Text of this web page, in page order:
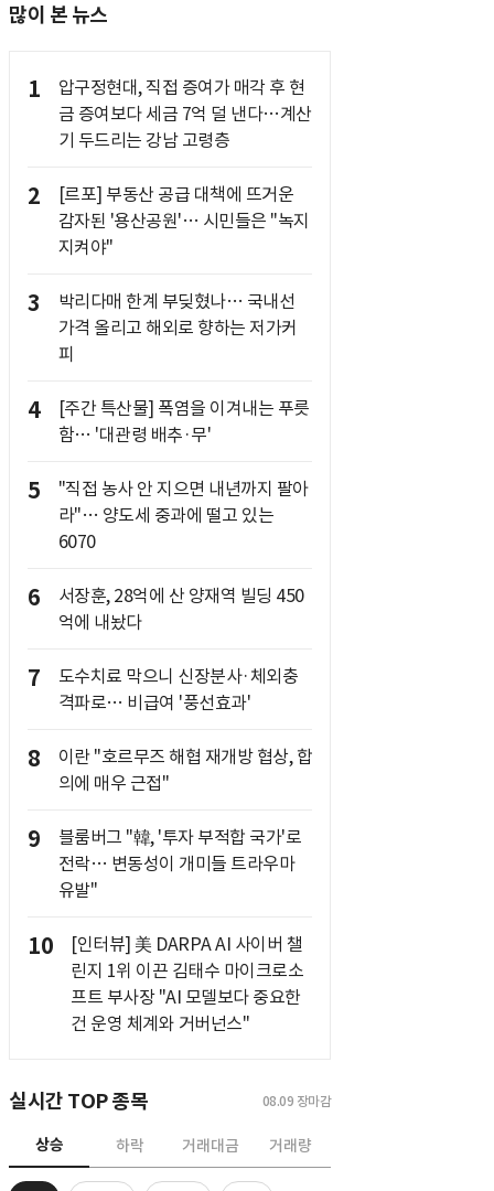
많이 본 뉴스
1
압구정현대, 직접 증여가 매각 후 현
금 증여보다 세금 7억 덜 낸다…계산
기 두드리는 강남 고령층
2
[르포] 부동산 공급 대책에 뜨거운
감자된 '용산공원'… 시민들은 "녹지
지켜야"
3
박리다매 한계 부딪혔나… 국내선
가격 올리고 해외로 향하는 저가커
피
4
[주간 특산물] 폭염을 이겨내는 푸릇
함… '대관령 배추·무'
5
"직접 농사 안 지으면 내년까지 팔아
라"… 양도세 중과에 떨고 있는
6070
6
서장훈, 28억에 산 양재역 빌딩 450
억에 내놨다
7
도수치료 막으니 신장분사·체외충
격파로… 비급여 '풍선효과'
8
이란 "호르무즈 해협 재개방 협상, 합
의에 매우 근접"
9
블룸버그 "韓, '투자 부적합 국가'로
전락… 변동성이 개미들 트라우마
유발"
10
[인터뷰] 美 DARPA AI 사이버 챌
린지 1위 이끈 김태수 마이크로소
프트 부사장 "AI 모델보다 중요한
건 운영 체계와 거버넌스"
실시간 TOP 종목 08.09 장마감
상승 하락 거래대금 거래량